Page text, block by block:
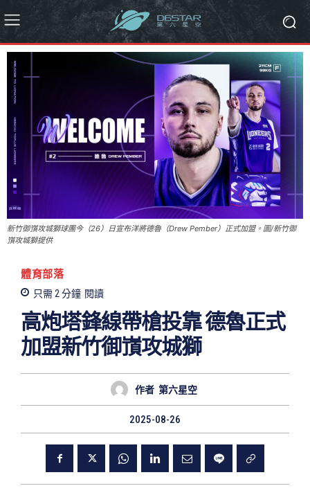
新竹御嵿攻城獅球團今（26）日宣布洋將德魯（Drew Pember）正式加盟。圖/新竹御
嵿攻城獅提供
體育部落
只需 2分鐘 閱讀
高炮塔鋒線帶槍投靠 德魯正式
加盟新竹御嵿攻城獅
作者 第六星空
2025-08-26